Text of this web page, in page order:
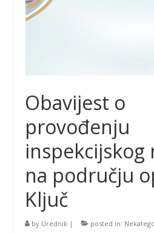
Obavijest o
provođenju
inspekcijskog
na području
Ključ
by Urednik | posted in: